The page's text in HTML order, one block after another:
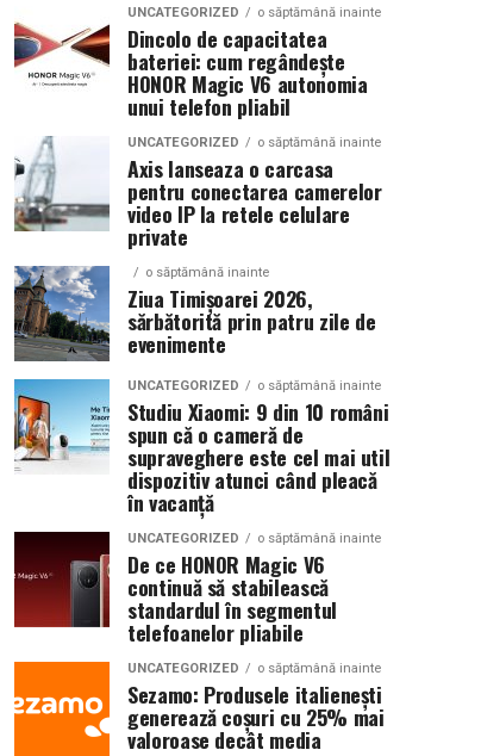
UNCATEGORIZED o săptămână inainte
Dincolo de capacitatea
bateriei: cum regândește
HONOR Magic V6 autonomia
unui telefon pliabil
UNCATEGORIZED o săptămână inainte
Axis lanseaza o carcasa
pentru conectarea camerelor
video IP la retele celulare
private
o săptămână inainte
Ziua Timișoarei 2026,
sărbătorită prin patru zile de
evenimente
UNCATEGORIZED o săptămână inainte
Studiu Xiaomi: 9 din 10 români
spun că o cameră de
supraveghere este cel mai util
dispozitiv atunci când pleacă
în vacanță
UNCATEGORIZED o săptămână inainte
De ce HONOR Magic V6
continuă să stabilească
standardul în segmentul
telefoanelor pliabile
UNCATEGORIZED o săptămână inainte
Sezamo: Produsele italienești
generează coșuri cu 25% mai
valoroase decât media